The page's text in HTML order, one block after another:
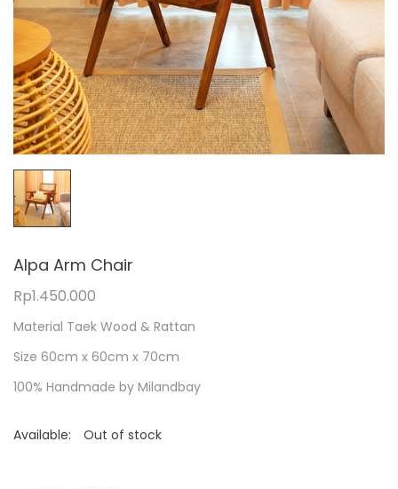
Alpa Arm Chair
Rp1.450.000
Material Taek Wood & Rattan
Size 60cm x 60cm x 70cm
100% Handmade by Milandbay
Available: Out of stock